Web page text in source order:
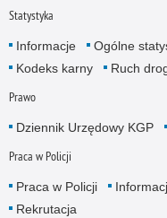
Statystyka
Informacje Ogólne
Kodeks karny
Ruch
Prawo
Dziennik Urzędowy KGP
Praca w Policji
Praca w Policji
Rekrutacja